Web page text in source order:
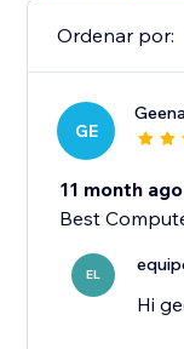
Ordenar por:
GE
11 month ago
Best
EL
Hi